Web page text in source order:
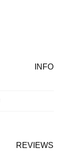
INFO
REVIEWS